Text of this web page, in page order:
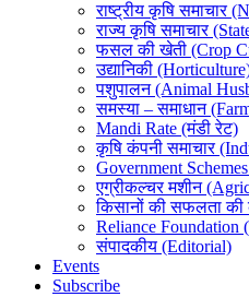
राष्ट्रीय कृषि समाचार
राज्य कृषि समाचार
फसल की खेती (Crop
उद्यानिकी
पशुपालन (Animal
समस्या – समाधान
Mandi Rate (मंडी रेट)
कृषि कंपनी समाचार
Government
एग्रीकल्चर मशीन
किसानों की सफलता की
Reliance Foundation
संपादकीय (Editorial)
Events
Subscribe